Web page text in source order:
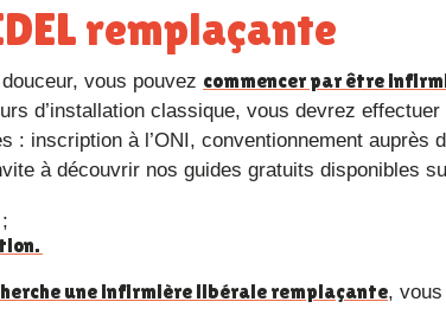
remplaçante
vous pouvez commencer par être
d’installation classique, vous devrez effectuer
: inscription à l’ONI, conventionnement auprès
à découvrir nos guides gratuits disponibles
;
une infirmière libérale remplaçante,